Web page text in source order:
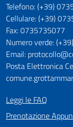
Telefono: (+39)
Cellulare: (+39)
Fax: 0735735077
Numero verde:
Email:
Posta Elettronica
Leggi le FAQ
Prenotazione